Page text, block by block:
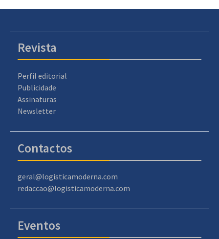
Revista
Perfil editorial
Publicidade
Assinaturas
Newsletter
Contactos
geral@logisticamoderna.com
redaccao@logisticamoderna.com
Eventos